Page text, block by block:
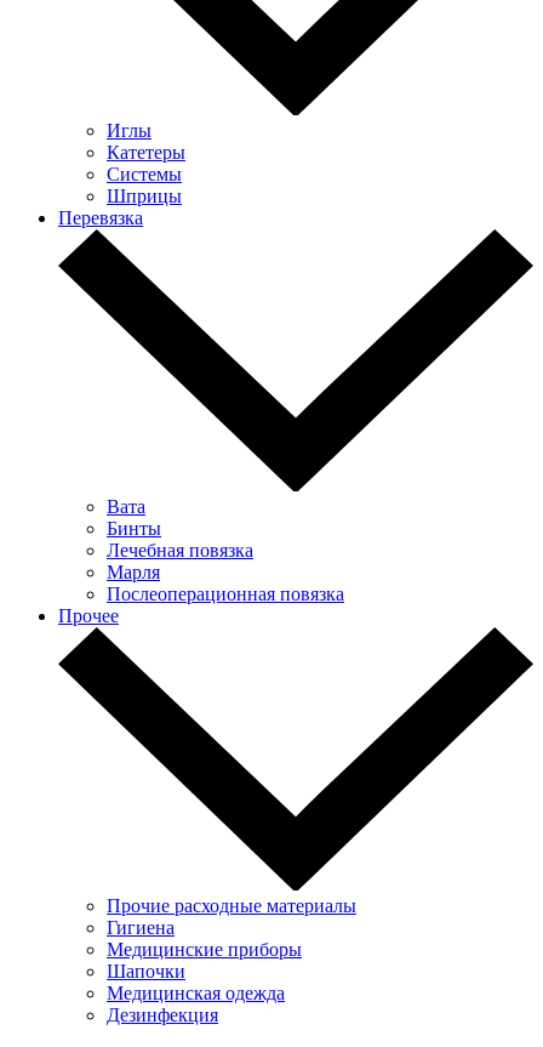
Иглы
Катетеры
Системы
Шприцы
Перевязка
Вата
Бинты
Лечебная повязка
Марля
Послеоперационная повязка
Прочее
Прочие расходные материалы
Гигиена
Медицинские приборы
Шапочки
Медицинская одежда
Дезинфекция